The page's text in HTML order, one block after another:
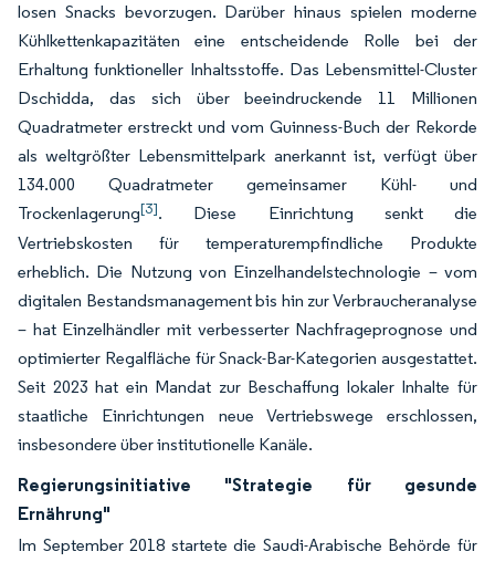
losen Snacks bevorzugen. Darüber hinaus spielen moderne
Kühlkettenkapazitäten eine entscheidende Rolle bei der
Erhaltung funktioneller Inhaltsstoffe. Das Lebensmittel-Cluster
Dschidda, das sich über beeindruckende 11 Millionen
Quadratmeter erstreckt und vom Guinness-Buch der Rekorde
als weltgrößter Lebensmittelpark anerkannt ist, verfügt über
134.000 Quadratmeter gemeinsamer Kühl- und
Trockenlagerung[3]. Diese Einrichtung senkt die
Vertriebskosten für temperaturempfindliche Produkte
erheblich. Die Nutzung von Einzelhandelstechnologie – vom
digitalen Bestandsmanagement bis hin zur Verbraucheranalyse
– hat Einzelhändler mit verbesserter Nachfrageprognose und
optimierter Regalfläche für Snack-Bar-Kategorien ausgestattet.
Seit 2023 hat ein Mandat zur Beschaffung lokaler Inhalte für
staatliche Einrichtungen neue Vertriebswege erschlossen,
insbesondere über institutionelle Kanäle.
Regierungsinitiative "Strategie für gesunde
Ernährung"
Im September 2018 startete die Saudi-Arabische Behörde für